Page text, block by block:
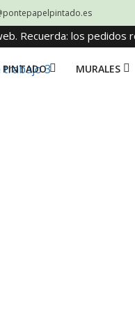
Recuerda: los
PINTADO MURALES